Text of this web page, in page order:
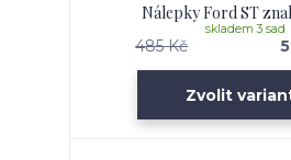
Nálepky Ford ST
485 Kč
skladem 3 sad
Zvolit